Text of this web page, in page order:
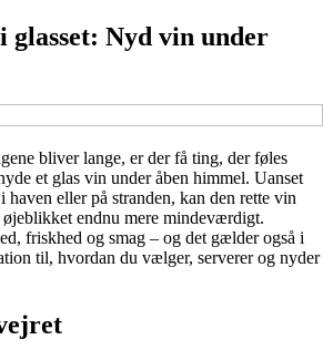
glasset: Nyd vin under
bliver lange, er der få ting, der føles
et glas vin under åben himmel. Uanset
haven eller på stranden, kan den rette vin
endnu mere mindeværdigt.
friskhed og smag – og det gælder også i
til, hvordan du vælger, serverer og nyder